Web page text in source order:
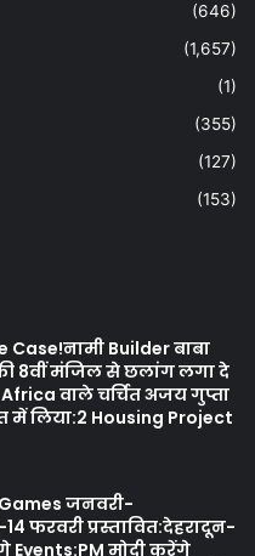
(646)
(1,657)
(1)
(355)
(127)
(153)
Builder बाबा
8वीं मंजिल से छलांग लगा दे
वाले चर्चित अजय गुप्ता
में लिया:2 Housing Project
जनवरी-
फरवरी प्रस्तावित:देहरादून-
Events:PM मोदी करेंगे